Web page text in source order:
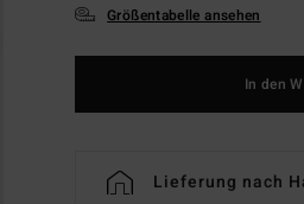
Größentabelle ansehen
In den
Lieferung nach